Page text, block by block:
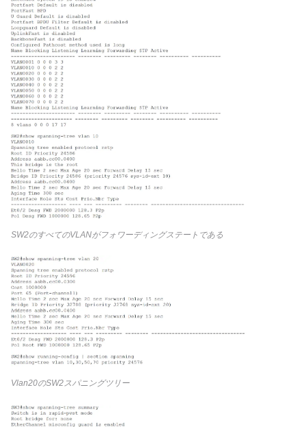
SW2のすべてのVLANがフォワーディングステートである
Vlan20のSW2スパニングツリー